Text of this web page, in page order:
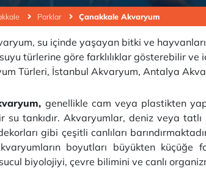
Parklar Çanakkale Akvaryum
su içinde yaşayan bitki ve
türlerine göre farklılıklar gösterebilir
Türleri, İstanbul Akvaryum, Antalya
genellikle cam veya plastikten
su tankıdır. Akvaryumlar, deniz veya
gibi çeşitli canlıları
boyutları büyükten
biyolojiyi, çevre bilimini ve canlı